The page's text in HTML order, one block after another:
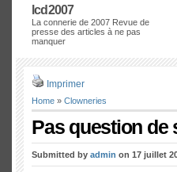
lcd2007
La connerie de 2007 Revue de
presse des articles à ne pas
manquer
Imprimer
Home » Clowneries
Pas question
Submitted by admin on 17 juillet